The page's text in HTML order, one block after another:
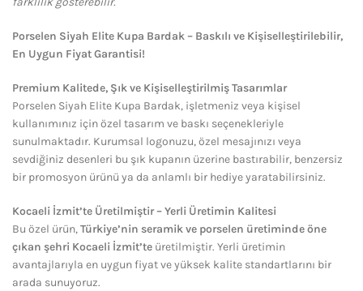
Porselen Siyah Elite Kupa Bardak – Baskılı ve Kişiselleştirilebilir,
En Uygun Fiyat Garantisi!
Premium Kalitede, Şık ve Kişiselleştirilmiş Tasarımlar
Porselen Siyah Elite Kupa Bardak, işletmeniz veya kişisel
kullanımınız için özel tasarım ve baskı seçenekleriyle
sunulmaktadır. Kurumsal logonuzu, özel mesajınızı veya
sevdiğiniz desenleri bu şık kupanın üzerine bastırabilir, benzersiz
bir promosyon ürünü ya da anlamlı bir hediye yaratabilirsiniz.
Kocaeli İzmit’te Üretilmiştir – Yerli Üretimin Kalitesi
Bu özel ürün,Türkiye’nin seramik ve porselen üretiminde öne
çıkan şehri Kocaeli İzmit’te üretilmiştir. Yerli üretimin
avantajlarıyla en uygun fiyat ve yüksek kalite standartlarını bir
arada sunuyoruz.